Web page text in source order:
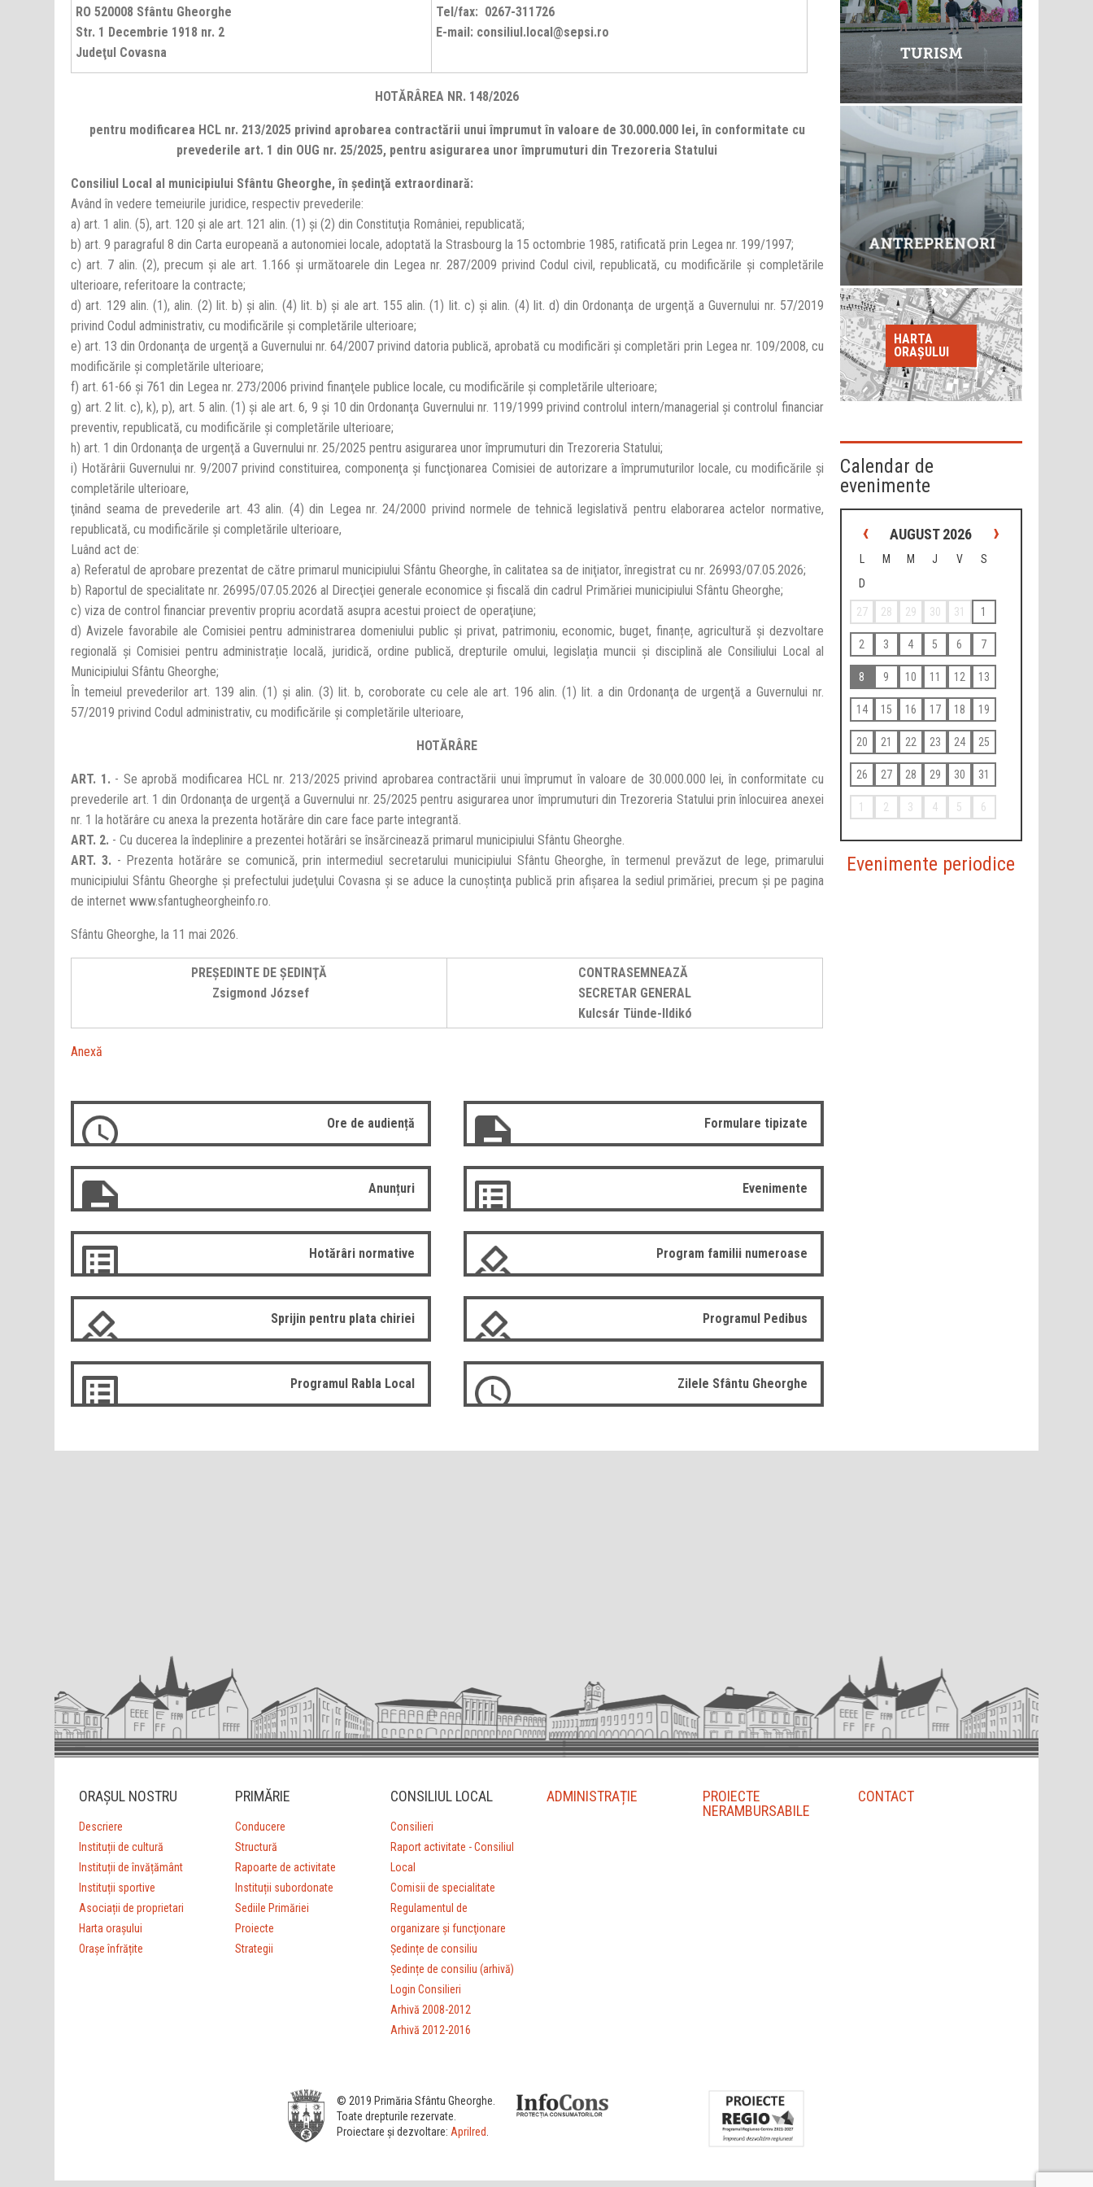
RO 520008 Sfântu Gheorghe
Str. 1 Decembrie 1918 nr. 2
Judeţul Covasna
Tel/fax: 0267-311726
E-mail: consiliul.local@sepsi.ro
HOTĂRÂREA NR. 148/2026
pentru modificarea HCL nr. 213/2025 privind aprobarea contractării unui împrumut în valoare de 30.000.000 lei, în conformitate cu
prevederile art. 1 din OUG nr. 25/2025, pentru asigurarea unor împrumuturi din Trezoreria Statului
Consiliul Local al municipiului Sfântu Gheorghe, în şedinţă extraordinară:
Având în vedere temeiurile juridice, respectiv prevederile:
a) art. 1 alin. (5), art. 120 şi ale art. 121 alin. (1) şi (2) din Constituţia României, republicată;
b) art. 9 paragraful 8 din Carta europeană a autonomiei locale, adoptată la Strasbourg la 15 octombrie 1985, ratificată prin Legea nr. 199/1997;
c) art. 7 alin. (2), precum şi ale art. 1.166 şi următoarele din Legea nr. 287/2009 privind Codul civil, republicată, cu modificările şi completările
ulterioare, referitoare la contracte;
d) art. 129 alin. (1), alin. (2) lit. b) şi alin. (4) lit. b) şi ale art. 155 alin. (1) lit. c) şi alin. (4) lit. d) din Ordonanţa de urgenţă a Guvernului nr. 57/2019
privind Codul administrativ, cu modificările şi completările ulterioare;
e) art. 13 din Ordonanţa de urgenţă a Guvernului nr. 64/2007 privind datoria publică, aprobată cu modificări şi completări prin Legea nr. 109/2008, cu
modificările şi completările ulterioare;
f) art. 61-66 şi 761 din Legea nr. 273/2006 privind finanţele publice locale, cu modificările şi completările ulterioare;
g) art. 2 lit. c), k), p), art. 5 alin. (1) şi ale art. 6, 9 şi 10 din Ordonanţa Guvernului nr. 119/1999 privind controlul intern/managerial şi controlul financiar
preventiv, republicată, cu modificările şi completările ulterioare;
h) art. 1 din Ordonanţa de urgenţă a Guvernului nr. 25/2025 pentru asigurarea unor împrumuturi din Trezoreria Statului;
i) Hotărârii Guvernului nr. 9/2007 privind constituirea, componenţa şi funcţionarea Comisiei de autorizare a împrumuturilor locale, cu modificările şi
completările ulterioare,
ţinând seama de prevederile art. 43 alin. (4) din Legea nr. 24/2000 privind normele de tehnică legislativă pentru elaborarea actelor normative,
republicată, cu modificările şi completările ulterioare,
Luând act de:
a) Referatul de aprobare prezentat de către primarul municipiului Sfântu Gheorghe, în calitatea sa de iniţiator, înregistrat cu nr. 26993/07.05.2026;
b) Raportul de specialitate nr. 26995/07.05.2026 al Direcţiei generale economice și fiscală din cadrul Primăriei municipiului Sfântu Gheorghe;
c) viza de control financiar preventiv propriu acordată asupra acestui proiect de operaţiune;
d) Avizele favorabile ale Comisiei pentru administrarea domeniului public și privat, patrimoniu, economic, buget, finanțe, agricultură și dezvoltare
regională și Comisiei pentru administrație locală, juridică, ordine publică, drepturile omului, legislația muncii și disciplină ale Consiliului Local al
Municipiului Sfântu Gheorghe;
În temeiul prevederilor art. 139 alin. (1) şi alin. (3) lit. b, coroborate cu cele ale art. 196 alin. (1) lit. a din Ordonanţa de urgenţă a Guvernului nr.
57/2019 privind Codul administrativ, cu modificările şi completările ulterioare,
HOTĂRÂRE
ART. 1. - Se aprobă modificarea HCL nr. 213/2025 privind aprobarea contractării unui împrumut în valoare de 30.000.000 lei, în conformitate cu
prevederile art. 1 din Ordonanţa de urgenţă a Guvernului nr. 25/2025 pentru asigurarea unor împrumuturi din Trezoreria Statului prin înlocuirea anexei
nr. 1 la hotărâre cu anexa la prezenta hotărâre din care face parte integrantă.
ART. 2. - Cu ducerea la îndeplinire a prezentei hotărâri se însărcinează primarul municipiului Sfântu Gheorghe.
ART. 3. - Prezenta hotărâre se comunică, prin intermediul secretarului municipiului Sfântu Gheorghe, în termenul prevăzut de lege, primarului
municipiului Sfântu Gheorghe şi prefectului judeţului Covasna şi se aduce la cunoştinţa publică prin afişarea la sediul primăriei, precum şi pe pagina
de internet www.sfantugheorgheinfo.ro.
Sfântu Gheorghe, la 11 mai 2026.
PREŞEDINTE DE ŞEDINŢĂ
Zsigmond József
CONTRASEMNEAZĂ
SECRETAR GENERAL
Kulcsár Tünde-Ildikó
Anexă
Ore de audiență Formulare tipizate
Anunțuri Evenimente
Hotărâri normative Program familii numeroase
Sprijin pentru plata chiriei Programul Pedibus
Programul Rabla Local Zilele Sfântu Gheorghe
HARTA
ORAȘULUI
Calendar de
evenimente
‹ AUGUST 2026 ›
L M M J V
S
D
27 28 29 30 31 1
2 3 4 5 6 7
8 9 10 11 12 13
14 15 16 17 18 19
20 21 22 23 24 25
26 27 28 29 30 31
1 2 3 4 5 6
Evenimente periodice
ORAȘUL NOSTRU
Descriere
Instituții de cultură
Instituții de învățământ
Instituții sportive
Asociații de proprietari
Harta orașului
Orașe înfrățite
PRIMĂRIE
Conducere
Structură
Rapoarte de activitate
Instituții subordonate
Sediile Primăriei
Proiecte
Strategii
CONSILIUL LOCAL
Consilieri
Raport activitate - Consiliul
Local
Comisii de specialitate
Regulamentul de
organizare şi funcţionare
Ședințe de consiliu
Ședințe de consiliu (arhivă)
Login Consilieri
Arhivă 2008-2012
Arhivă 2012-2016
ADMINISTRAȚIE
PROIECTE
NERAMBURSABILE
CONTACT
© 2019 Primăria Sfântu Gheorghe.
Toate drepturile rezervate.
Proiectare și dezvoltare: Aprilred